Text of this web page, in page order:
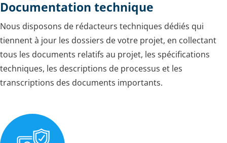
Documentation technique
Nous disposons de rédacteurs techniques dédiés qui
tiennent à jour les dossiers de votre projet, en collectant
tous les documents relatifs au projet, les spécifications
techniques, les descriptions de processus et les
transcriptions des documents importants.